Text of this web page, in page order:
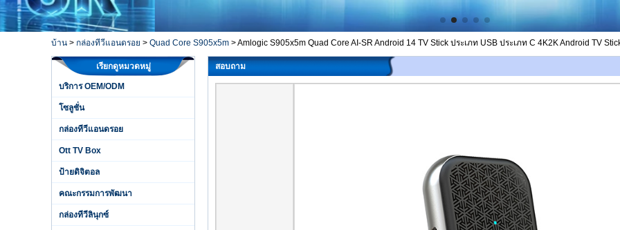
บ้าน > กล่องทีวีแอนดรอย > Quad Core S905x5m >Amlogic S905x5m Quad Core AI-SR Android 14 TV Stick ประเภท USB ประเภท C 4K2K Android TV
เรียกดูหมวดหมู่
บริการ OEM/ODM
โซลูชั่น
กล่องทีวีแอนดรอย
Ott TV Box
ป้ายดิจิตอล
คณะกรรมการพัฒนา
กล่องทีวีลินุกซ์
สอบถาม